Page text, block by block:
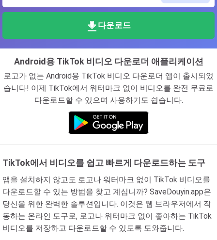
다운로드
Android용 TikTok 비디오 다운로더 애플리케이션
로고가 없는 Android용 TikTok 비디오 다운로더 앱이 출시되었
습니다! 이제 TikTok에서 워터마크 없이 비디오를 완전 무료로
다운로드할 수 있으며 사용하기도 쉽습니다.
TikTok에서 비디오를 쉽고 빠르게 다운로드하는 도구
앱을 설치하지 않고도 로고나 워터마크 없이 TikTok 비디오를
다운로드할 수 있는 방법을 찾고 계십니까? SaveDouyin.app은
당신을 위한 완벽한 솔루션입니다. 이것은 웹 브라우저에서 작
동하는 온라인 도구로, 로고나 워터마크 없이 좋아하는 TikTok
비디오를 저장하고 다운로드할 수 있도록 도와줍니다.